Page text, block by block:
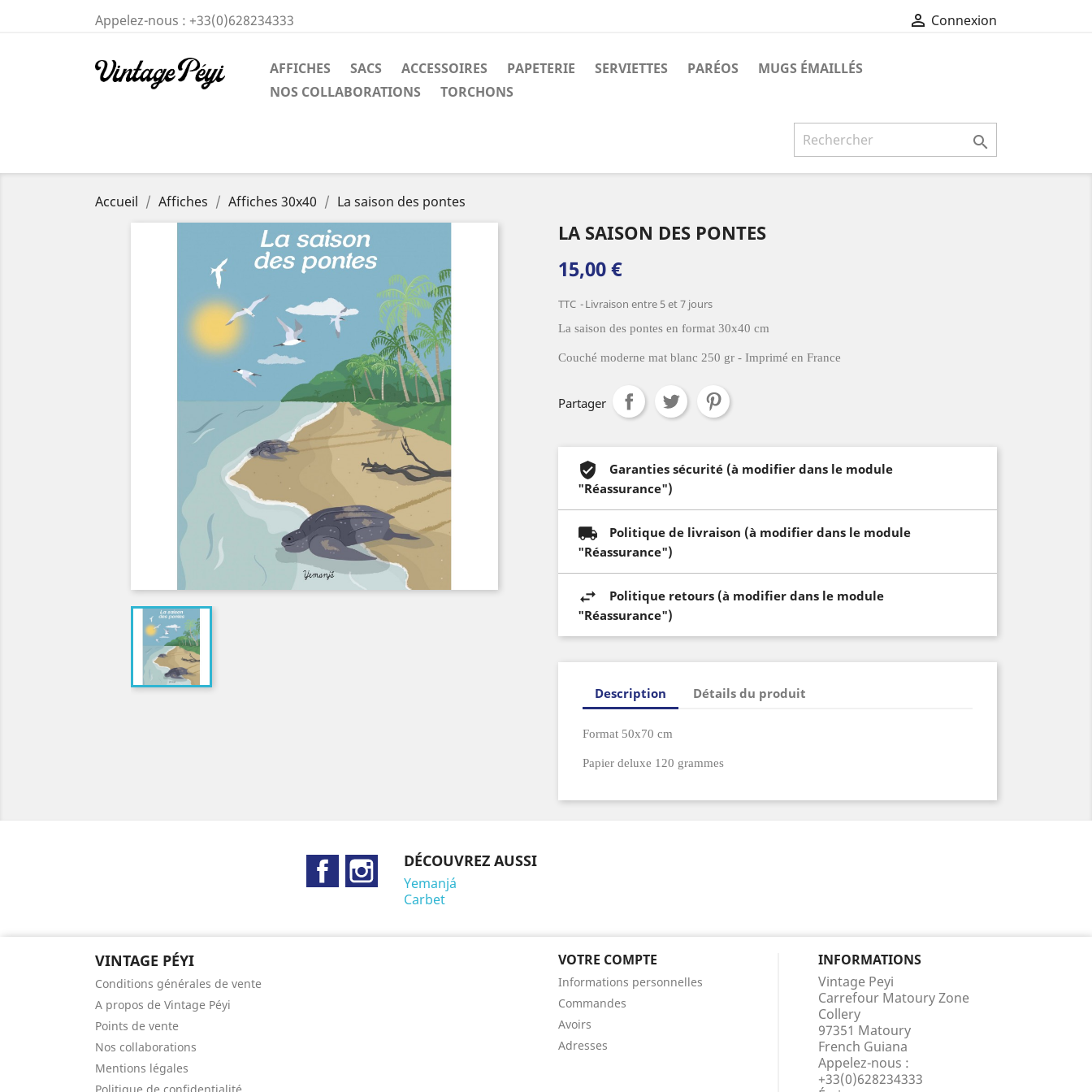
Appelez-nous : +33(0)628234333  Connexion
AFFICHES SACS ACCESSOIRES PAPETERIE SERVIETTES PARÉOS
MUGS ÉMAILLÉS
NOS COLLABORATIONS
TORCHONS

Accueil Affiches Affiches 30x40 La saison des pontes
LA SAISON DES PONTES
15,00 €
TTC Livraison entre 5 et 7 jours
La saison des pontes en format 30x40 cm
Couché moderne mat blanc 250 gr - Imprimé en France
Partager
Garanties sécurité (à modifier dans le module
"Réassurance")
Politique de livraison (à modifier dans le module
"Réassurance")
Politique retours (à modifier dans le module
"Réassurance")
Description Détails du produit
Format 50x70 cm
Papier deluxe 120 grammes
FacebookInstagram
DÉCOUVREZ AUSSI
Yemanjá
Carbet
VINTAGE PÉYI
Conditions générales de vente
A propos de Vintage Péyi
Points de vente
Nos collaborations
Mentions légales
VOTRE COMPTE
Informations personnelles
Commandes
Avoirs
Adresses
INFORMATIONS
Vintage Peyi
Carrefour Matoury Zone
Collery
97351 Matoury
French Guiana
Appelez-nous :
+33(0)628234333